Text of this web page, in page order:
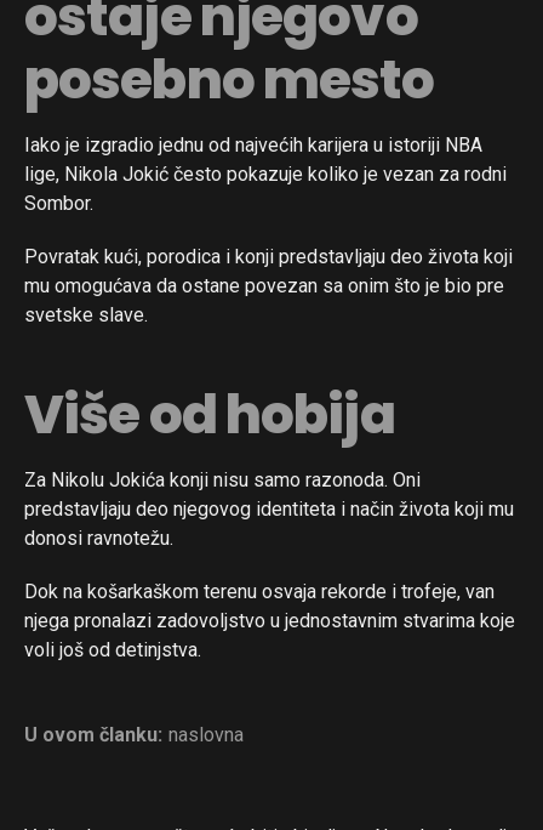
ostaje njegovo
posebno mesto
Iako je izgradio jednu od najvećih karijera u istoriji NBA
lige, Nikola Jokić često pokazuje koliko je vezan za rodni
Sombor.
Povratak kući, porodica i konji predstavljaju deo života koji
mu omogućava da ostane povezan sa onim što je bio pre
svetske slave.
Više od hobija
Za Nikolu Jokića konji nisu samo razonoda. Oni
predstavljaju deo njegovog identiteta i način života koji mu
donosi ravnotežu.
Dok na košarkaškom terenu osvaja rekorde i trofeje, van
njega pronalazi zadovoljstvo u jednostavnim stvarima koje
voli još od detinjstva.
U ovom članku: naslovna